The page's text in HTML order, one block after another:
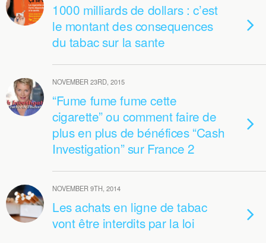
1000 milliards de dollars : c’est
le montant des consequences
du tabac sur la sante
NOVEMBER 23RD, 2015
“Fume fume fume cette
cigarette” ou comment faire de
plus en plus de bénéfices “Cash
Investigation” sur France 2
NOVEMBER 9TH, 2014
Les achats en ligne de tabac
vont être interdits par la loi